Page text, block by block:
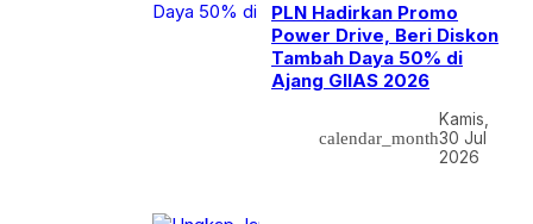
PLN Hadirkan Promo
Power Drive, Beri Diskon
Tambah Daya 50% di
Ajang GIIAS 2026
calendar_month
Kamis,
30 Jul
2026